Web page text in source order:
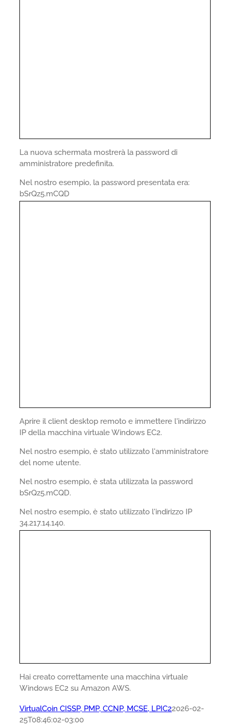
La nuova schermata mostrerà la password di
amministratore predefinita.
Nel nostro esempio, la password presentata era:
bSrQz5.mCQD
Aprire il client desktop remoto e immettere l'indirizzo
IP della macchina virtuale Windows EC2.
Nel nostro esempio, è stato utilizzato l'amministratore
del nome utente.
Nel nostro esempio, è stata utilizzata la password
bSrQz5.mCQD.
Nel nostro esempio, è stato utilizzato l'indirizzo IP
34.217.14.140.
Hai creato correttamente una macchina virtuale
Windows EC2 su Amazon AWS.
VirtualCoin CISSP, PMP, CCNP, MCSE, LPIC22026-02-
25T08:46:02-03:00